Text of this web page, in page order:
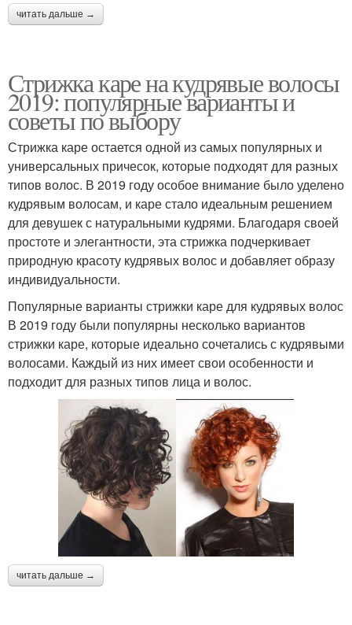
читать дальше →
Стрижка каре на кудрявые волосы
2019: популярные варианты и
советы по выбору
Стрижка каре остается одной из самых популярных и
универсальных причесок, которые подходят для разных
типов волос. В 2019 году особое внимание было уделено
кудрявым волосам, и каре стало идеальным решением
для девушек с натуральными кудрями. Благодаря своей
простоте и элегантности, эта стрижка подчеркивает
природную красоту кудрявых волос и добавляет образу
индивидуальности.
Популярные варианты стрижки каре для кудрявых волос
В 2019 году были популярны несколько вариантов
стрижки каре, которые идеально сочетались с кудрявыми
волосами. Каждый из них имеет свои особенности и
подходит для разных типов лица и волос.
читать дальше →